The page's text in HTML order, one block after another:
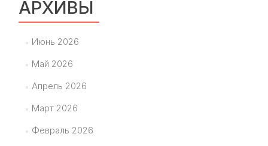
АРХИВЫ
Июнь 2026
Май 2026
Апрель 2026
Март 2026
Февраль 2026